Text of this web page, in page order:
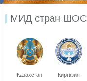
МИД стран ШОС
Казахстан Киргизия